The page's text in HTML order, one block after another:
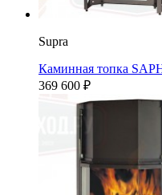
Supra
Каминная топка
369 600 ₽